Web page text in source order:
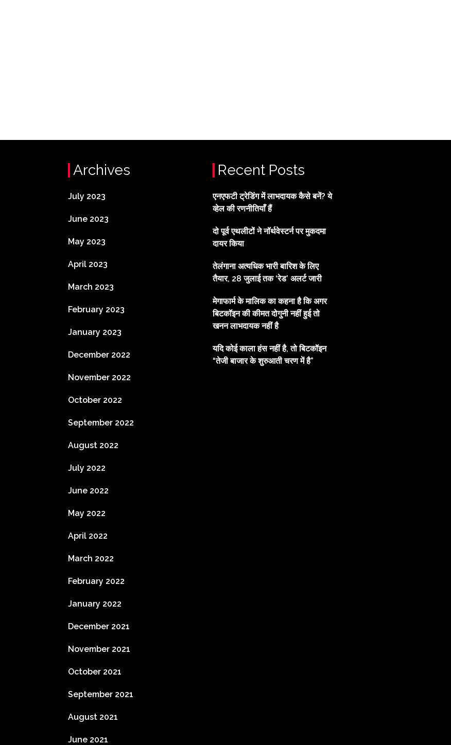
Archives
July 2023
June 2023
May 2023
April 2023
March 2023
February 2023
January 2023
December 2022
November 2022
October 2022
September 2022
August 2022
July 2022
June 2022
May 2022
April 2022
March 2022
February 2022
January 2022
December 2021
November 2021
October 2021
September 2021
August 2021
June 2021
Recent Posts
एनएफटी ट्रेडिंग में लाभदायक कैसे बनें? ये
व्हेल की रणनीतियाँ हैं
दो पूर्व एथलीटों ने नॉर्थवेस्टर्न पर मुकदमा
दायर किया
तेलंगाना अत्यधिक भारी बारिश के लिए
तैयार, 28 जुलाई तक ‘रेड’ अलर्ट जारी
मेगाफार्म के मालिक का कहना है कि अगर
बिटकॉइन की कीमत दोगुनी नहीं हुई तो
खनन लाभदायक नहीं है
यदि कोई काला हंस नहीं है, तो बिटकॉइन
“तेजी बाजार के शुरुआती चरण में है”